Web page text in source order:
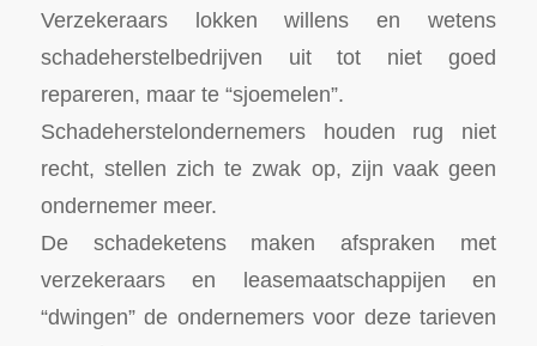
Verzekeraars lokken willens en wetens
schadeherstelbedrijven uit tot niet goed
repareren, maar te “sjoemelen”.
Schadeherstelondernemers houden rug niet
recht, stellen zich te zwak op, zijn vaak geen
ondernemer meer.
De schadeketens maken afspraken met
verzekeraars en leasemaatschappijen en
“dwingen” de ondernemers voor deze tarieven